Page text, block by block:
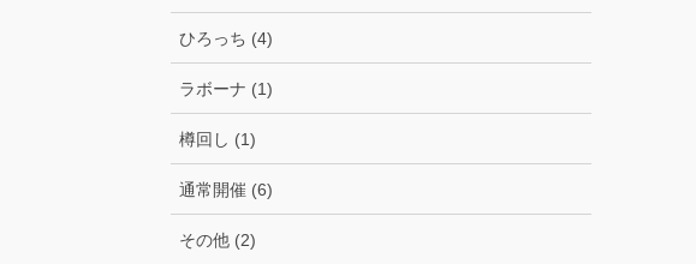
ひろっち (4)
ラボーナ (1)
樽回し (1)
通常開催 (6)
その他 (2)